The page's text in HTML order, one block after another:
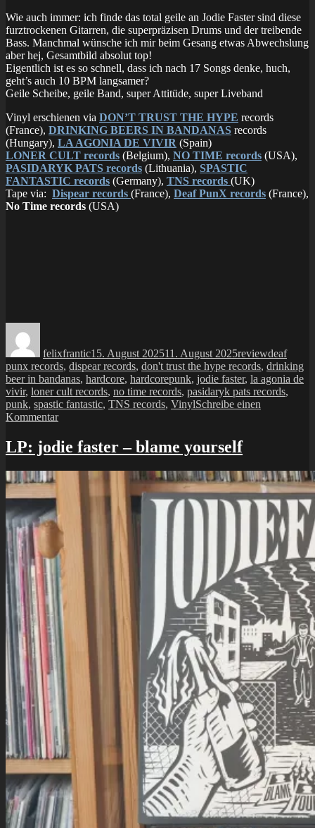
Wie auch immer: ich finde das total geile an Jodie Faster sind diese
furztrockenen Gitarren, die superpräzisen Drums und der treibende
Bass. Manchmal wünsche ich mir beim Gesang etwas Abwechslung
aber hej, Gesamtbild absolut top!
Eigentlich ist es so schnell, dass ich nach 17 Songs denke, huch,
geht’s auch 10 BPM langsamer?
Geile Scheibe, geile Band, super Attitüde, super Liveband
Vinyl erschienen via DON’T TRUST THE HYPE records
(France), DRINKING BEERS IN BANDANAS records
(Hungary), LA AGONIA DE VIVIR (Spain)
LONER CULT records (Belgium), NO TIME records (USA),
PASIDARYK PATS records (Lithuania), SPASTIC
FANTASTIC records (Germany), TNS records (UK)
Tape via: Dispear records (France), Deaf PunX records (France),
No Time records (USA)
felixfrantic15. August 202511. August 2025reviewdeaf
punx records, dispear records, don't trust the hype records, drinking
beer in bandanas, hardcore, hardcorepunk, jodie faster, la agonia de
vivir, loner cult records, no time records, pasidaryk pats records,
punk, spastic fantastic, TNS records, VinylSchreibe einen
Kommentarzu
jodie
faster
lundi
LP: jodie faster – blame yourself